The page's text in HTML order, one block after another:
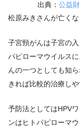
出典： 公益
松原みきさんが亡く
子宮頸がんは子宮の
パピローマウイルス
んの一つとしても知
きれば比較的治療し
予防法としてはHPV
ンはヒトパピローマ